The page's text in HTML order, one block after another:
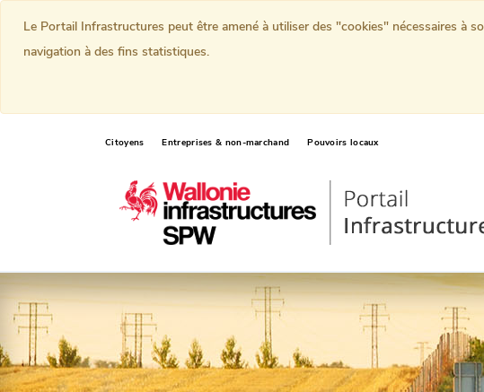
Citoyens Entreprises & non-marchand Pouvoirs locaux
Le Portail Infrastructures peut être amené à utiliser des "cookies" nécessaires à
navigation à des fins statistiques.